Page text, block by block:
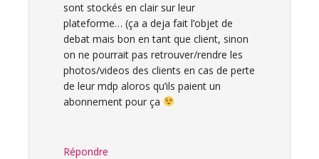
sont stockés en clair sur leur
plateforme… (ça a deja fait l’objet de
debat mais bon en tant que client, sinon
on ne pourrait pas retrouver/rendre les
photos/videos des clients en cas de perte
de leur mdp aloros qu’ils paient un
abonnement pour ça
Répondre